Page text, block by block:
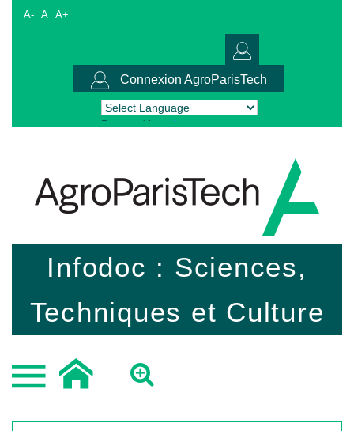
A- A A+
Connexion AgroParisTech
Powered by Translate
Infodoc : Sciences,
Techniques et Culture